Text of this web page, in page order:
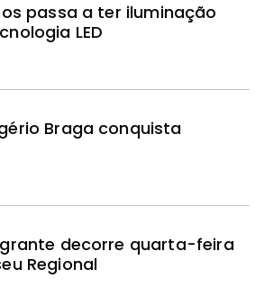
passa a ter iluminação
LED
Braga conquista
decorre quarta-feira
Regional